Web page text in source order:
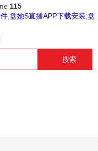
115
,盘她S直播APP下载安装,盘
搜索